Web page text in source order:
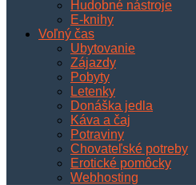
Hudobné nástroje
E-knihy
Voľný čas
Ubytovanie
Zájazdy
Pobyty
Letenky
Donáška jedla
Káva a čaj
Potraviny
Chovateľské potreby
Erotické pomôcky
Webhosting